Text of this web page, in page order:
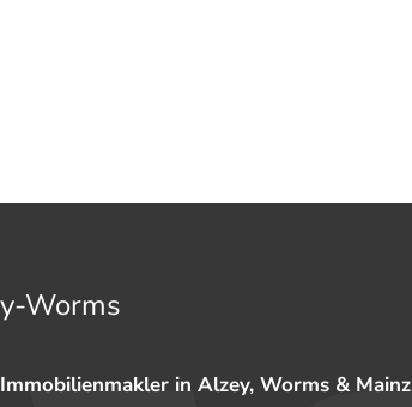
Worms
in Alzey, Worms & Mainz